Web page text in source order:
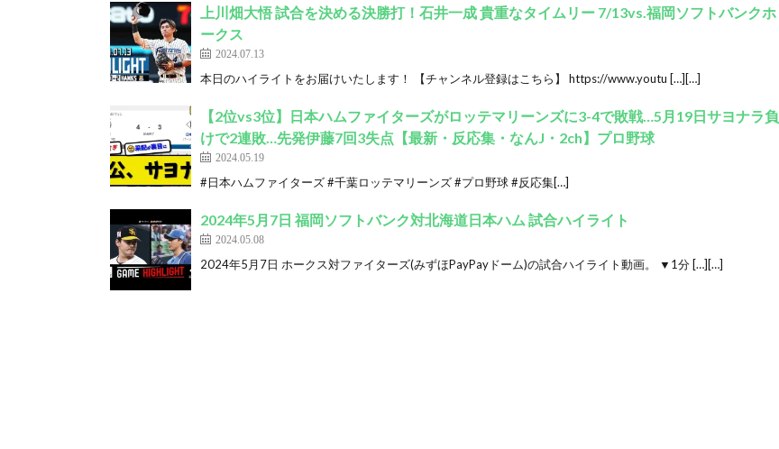
上川畑大悟 試合を決める決勝打！石井一成 貴重なタイムリー 7/13vs.福岡ソフトバンクホ
ークス
2024.07.13
本日のハイライトをお届けいたします！ 【チャンネル登録はこちら】 https://www.youtu […][…]
【2位vs3位】日本ハムファイターズがロッテマリーンズに3-4で敗戦…5月19日サヨナラ負
けで2連敗…先発伊藤7回3失点【最新・反応集・なんJ・2ch】プロ野球
2024.05.19
#日本ハムファイターズ #千葉ロッテマリーンズ #プロ野球 #反応集[…]
2024年5月7日 福岡ソフトバンク対北海道日本ハム 試合ハイライト
2024.05.08
2024年5月7日 ホークス対ファイターズ(みずほPayPayドーム)の試合ハイライト動画。 ▼1分 […][…]